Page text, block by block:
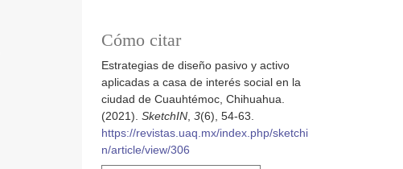
Cómo citar
Estrategias de diseño pasivo y activo
aplicadas a casa de interés social en la
ciudad de Cuauhtémoc, Chihuahua.
(2021). SketchIN 3(6), 54-63.
https://revistas.uaq.mx/index.php/sketchi
n/article/view/306